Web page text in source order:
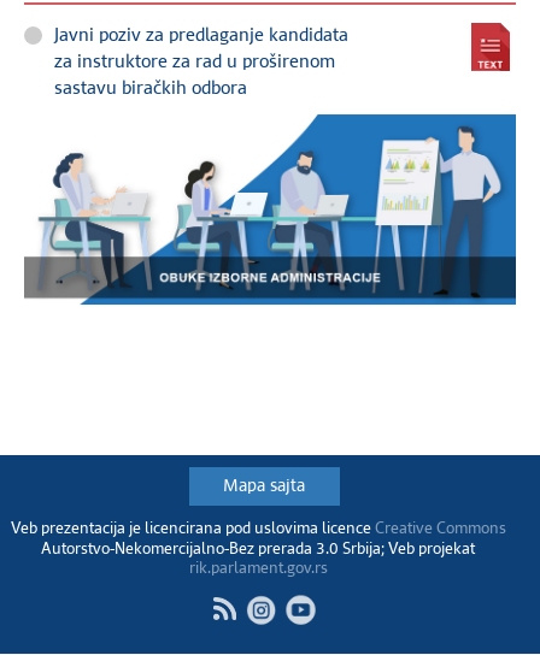
Javni poziv za predlaganje kandidata
za instruktore za rad u proširenom
sastavu biračkih odbora
Mapa sajta
Veb prezentacija je licencirana pod uslovima licence Creative Commons
Autorstvo-Nekomercijalno-Bez prerada 3.0 Srbija; Veb projekat
rik.parlament.gov.rs